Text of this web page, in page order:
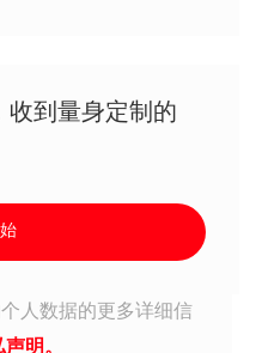
收到量身定制的
人数据的更多详细信
声明。